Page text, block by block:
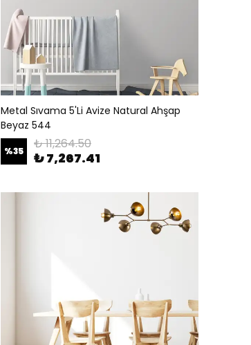
Metal Sıvama 5'Li Avize Natural Ahşap
Beyaz 544
%35 ₺ 11,264.50
₺ 7,267.41